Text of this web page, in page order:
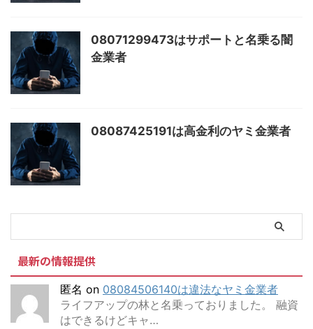
08071299473はサポートと名乗る闇
金業者
08087425191は高金利のヤミ金業者
最新の情報提供
匿名 on 08084506140は違法なヤミ金業者
ライフアップの林と名乗っておりました。 融資
はできるけどキャ…